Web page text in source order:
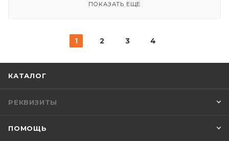
ПОКАЗАТЬ ЕЩЕ
1 2 3 4
КАТАЛОГ
РЕКВИЗИТЫ
ПОМОЩЬ